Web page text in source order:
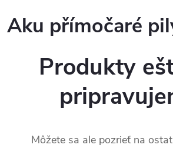
Aku přímočaré
Produkty
Môžete sa ale pozrieť na